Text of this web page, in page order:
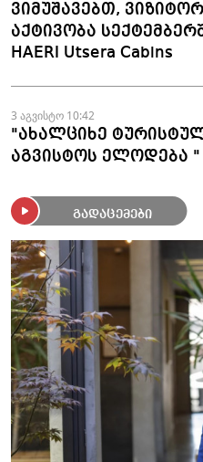
ვიმუშავებთ,
აქტივობა
HAERI Utsera Cabins
3 აგვისტო 10:42
"ახალციხე
აგვისტოს ელოდება
გადაცემები